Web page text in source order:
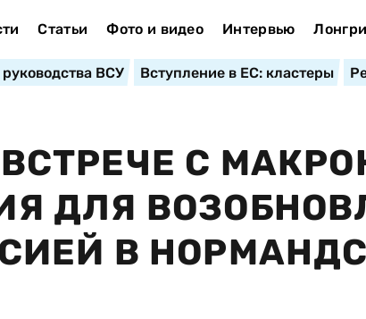
Статьи Фото и видео Интервью
ВСУ Вступление в ЕС: кластеры
С
ДЛЯ
В